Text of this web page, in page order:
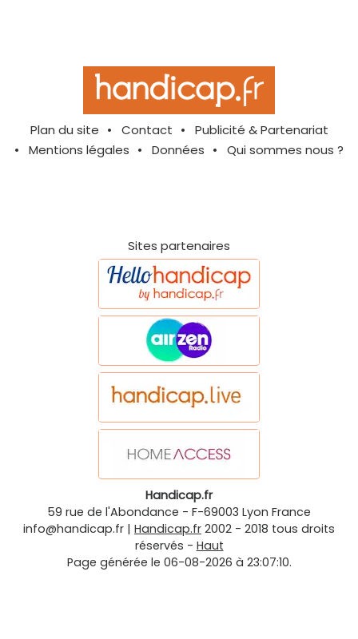
Plan du site Contact
Publicité & Partenariat
Mentions légales
Données Qui sommes nous ?
Sites partenaires
Handicap.fr
59 rue de l'Abondance - F-69003 Lyon France
info@handicap.fr | Handicap.fr 2002 - 2018 tous droits
réservés - Haut
Page générée le 06-08-2026 à 23:07:10.